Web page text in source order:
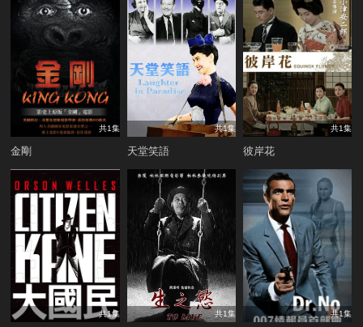
共1集
金剛
共1集
天堂笑語
共1集
彼岸花
共1集 共1集 共1集